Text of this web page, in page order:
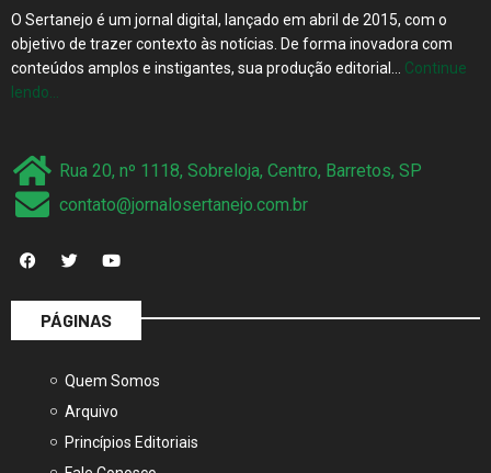
O Sertanejo é um jornal digital, lançado em abril de 2015, com o
objetivo de trazer contexto às notícias. De forma inovadora com
conteúdos amplos e instigantes, sua produção editorial… Continue
lendo…
Rua 20, nº 1118, Sobreloja, Centro, Barretos, SP
contato@jornalosertanejo.com.br
PÁGINAS
Quem Somos
Arquivo
Princípios Editoriais